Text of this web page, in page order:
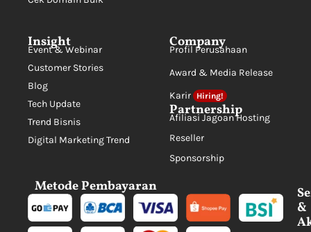
Insight
Event & Webinar
Customer Stories
Blog
Tech Update
Trend Bisnis
Digital Marketing Trend
Company
Profil Perusahaan
Award & Media Release
Karir
Hiring!
Partnership
Afiliasi Jagoan Hosting
Reseller
Sponsorship
Metode Pembayaran
&